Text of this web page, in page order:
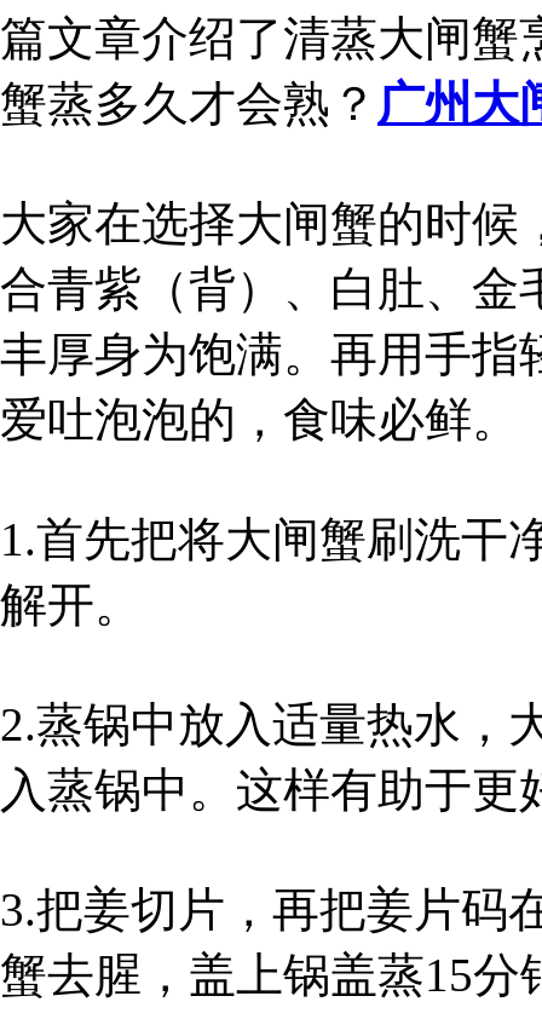
篇文章介绍了清蒸大闸蟹
蟹蒸多久才会熟？ 广州大
大家在选择大闸蟹的时
合青紫（背）、白肚、金
丰厚身为饱满。再用手指
爱吐泡泡的，食味必鲜。
1.首先把将大闸蟹刷洗干
解开。
2.蒸锅中放入适量热水，
入蒸锅中。这样有助于
3.把姜切片，再把姜片码
蟹去腥，盖上锅盖蒸15分